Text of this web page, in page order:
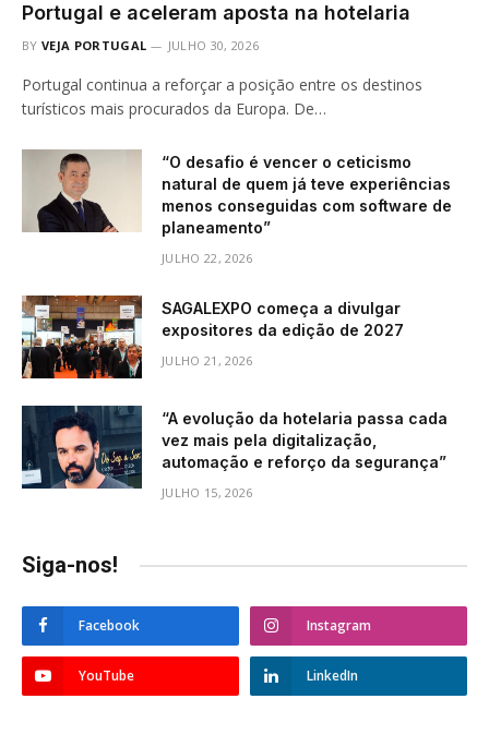
Portugal e aceleram aposta na hotelaria
BY VEJA PORTUGAL JULHO 30, 2026
Portugal continua a reforçar a posição entre os destinos
turísticos mais procurados da Europa. De…
“O desafio é vencer o ceticismo
natural de quem já teve experiências
menos conseguidas com software de
planeamento”
JULHO 22, 2026
SAGALEXPO começa a divulgar
expositores da edição de 2027
JULHO 21, 2026
“A evolução da hotelaria passa cada
vez mais pela digitalização,
automação e reforço da segurança”
JULHO 15, 2026
Siga-nos!
Facebook Instagram
YouTube LinkedIn